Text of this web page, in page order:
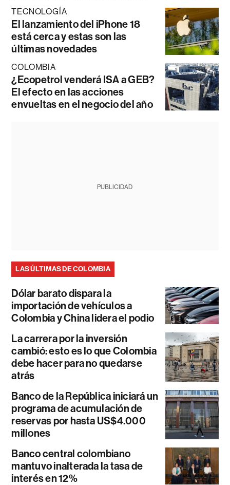
TECNOLOGÍA
El lanzamiento del iPhone 18
está cerca y estas son las
últimas novedades
COLOMBIA
¿Ecopetrol venderá ISA a GEB?
El efecto en las acciones
envueltas en el negocio del año
PUBLICIDAD
LAS ÚLTIMAS DE COLOMBIA
Dólar barato dispara la
importación de vehículos a
Colombia y China lidera el podio
La carrera por la inversión
cambió: esto es lo que Colombia
debe hacer para no quedarse
atrás
Banco de la República iniciará un
programa de acumulación de
reservas por hasta US$4.000
millones
Banco central colombiano
mantuvo inalterada la tasa de
interés en 12%